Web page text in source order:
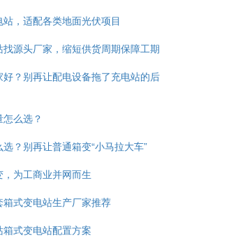
，适配各类地面光伏项目
源头厂家，缩短供货周期保障工期
？别再让配电设备拖了充电站的后
么选？
？别再让普通箱变“小马拉大车”
为工商业并网而生
式变电站生产厂家推荐
式变电站配置方案